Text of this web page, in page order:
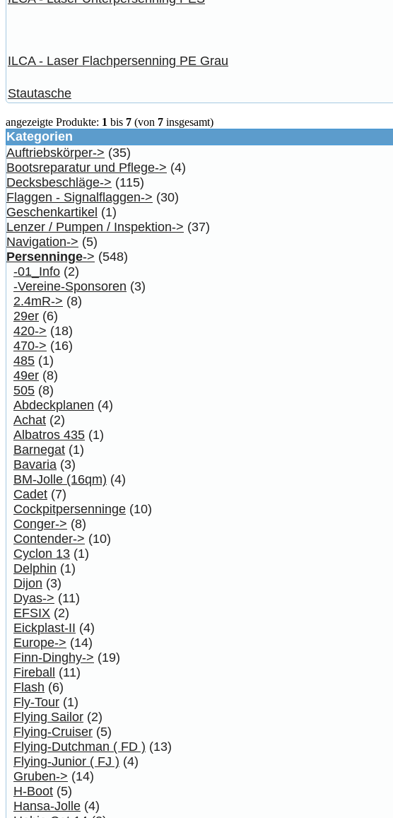
ILCA - Laser Flachpersenning PE Grau
Stautasche
angezeigte Produkte: 1 bis 7 (von 7 insgesamt)
Kategorien
Auftriebskörper-> (35)
Bootsreparatur und Pflege-> (4)
Decksbeschläge-> (115)
Flaggen - Signalflaggen-> (30)
Geschenkartikel (1)
Lenzer / Pumpen / Inspektion-> (37)
Navigation-> (5)
Persenninge-> (548)
-01_Info (2)
-Vereine-Sponsoren (3)
2.4mR-> (8)
29er (6)
420-> (18)
470-> (16)
485 (1)
49er (8)
505 (8)
Abdeckplanen (4)
Achat (2)
Albatros 435 (1)
Barnegat (1)
Bavaria (3)
BM-Jolle (16qm) (4)
Cadet (7)
Cockpitpersenninge (10)
Conger-> (8)
Contender-> (10)
Cyclon 13 (1)
Delphin (1)
Dijon (3)
Dyas-> (11)
EFSIX (2)
Eickplast-II (4)
Europe-> (14)
Finn-Dinghy-> (19)
Fireball (11)
Flash (6)
Fly-Tour (1)
Flying Sailor (2)
Flying-Cruiser (5)
Flying-Dutchman ( FD ) (13)
Flying-Junior ( FJ ) (4)
Gruben-> (14)
H-Boot (5)
Hansa-Jolle (4)